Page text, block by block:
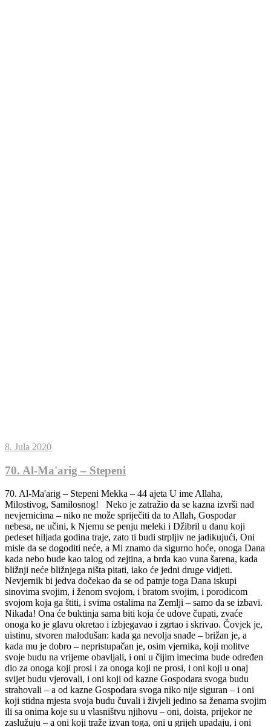
8. Jula 2020
70. Al-Ma'arig – Stepeni
70. Al-Ma'arig – Stepeni Mekka – 44 ajeta U ime Allaha,
Milostivog, Samilosnog! Neko je zatražio da se kazna izvrši nad
nevjernicima – niko ne može spriječiti da to Allah, Gospodar
nebesa, ne učini, k Njemu se penju meleki i Džibril u danu koji
pedeset hiljada godina traje, zato ti budi strpljiv ne jadikujući, Oni
misle da se dogoditi neće, a Mi znamo da sigurno hoće, onoga Dana
kada nebo bude kao talog od zejtina, a brda kao vuna šarena, kada
bližnji neće bližnjega ništa pitati, iako će jedni druge vidjeti.
Nevjernik bi jedva dočekao da se od patnje toga Dana iskupi
sinovima svojim, i ženom svojom, i bratom svojim, i porodicom
svojom koja ga štiti, i svima ostalima na Zemlji – samo da se izbavi.
Nikada! Ona će buktinja sama biti koja će udove čupati, zvaće
onoga ko je glavu okretao i izbjegavao i zgrtao i skrivao. Čovjek je,
uistinu, stvoren malodušan: kada ga nevolja snađe – brižan je, a
kada mu je dobro – nepristupačan je, osim vjernika, koji molitve
svoje budu na vrijeme obavljali, i oni u čijim imecima bude određen
dio za onoga koji prosi i za onoga koji ne prosi, i oni koji u onaj
svijet budu vjerovali, i oni koji od kazne Gospodara svoga budu
strahovali – a od kazne Gospodara svoga niko nije siguran – i oni
koji stidna mjesta svoja budu čuvali i živjeli jedino sa ženama svojim
ili sa onima koje su u vlasništvu njihovu – oni, doista, prijekor ne
zaslužuju – a oni koji traže izvan toga, oni u grijeh upadaju, i oni